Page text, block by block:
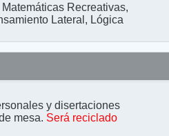
Recreativas,
Lateral, Lógica
y disertaciones
mesa. Será reciclado